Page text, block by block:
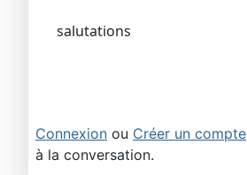
salutations
Connexion ou Créer un compte
à la conversation.